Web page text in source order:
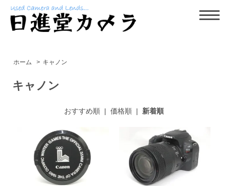
ホーム > キャノン
キャノン
おすすめ順| 価格順| 新着順